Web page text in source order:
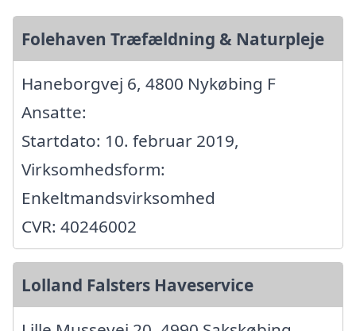
Folehaven Træfældning & Naturpleje
Haneborgvej 6, 4800 Nykøbing F
Ansatte:
Startdato: 10. februar 2019,
Virksomhedsform:
Enkeltmandsvirksomhed
CVR: 40246002
Lolland Falsters Haveservice